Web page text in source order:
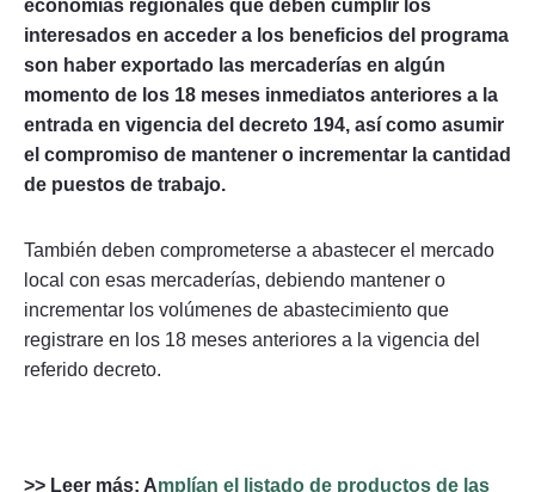
economías regionales que deben cumplir los
interesados en acceder a los beneficios del programa
son haber exportado las mercaderías en algún
momento de los 18 meses inmediatos anteriores a la
entrada en vigencia del decreto 194, así como asumir
el compromiso de mantener o incrementar la cantidad
de puestos de trabajo.
También deben comprometerse a abastecer el mercado
local con esas mercaderías, debiendo mantener o
incrementar los volúmenes de abastecimiento que
registrare en los 18 meses anteriores a la vigencia del
referido decreto.
>> Leer más: Amplían el listado de productos de las